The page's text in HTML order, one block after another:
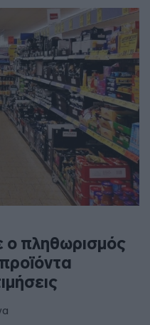
ο πληθωρισμός